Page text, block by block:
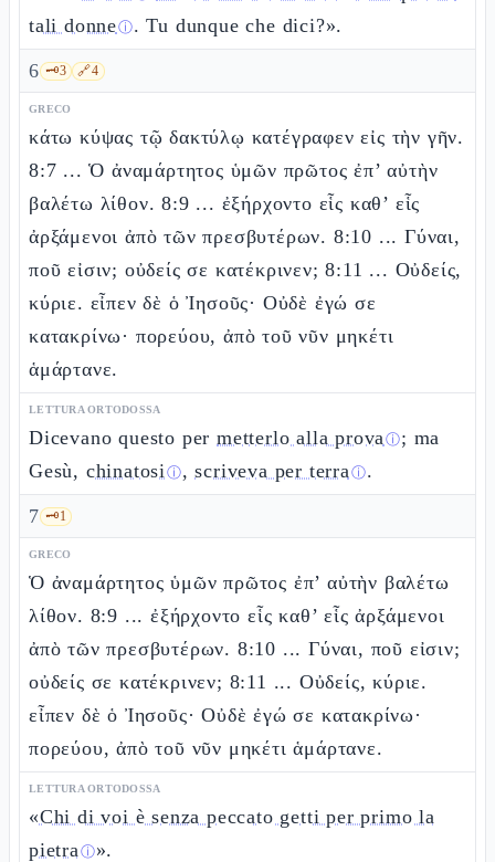
tali donneⓘ. Tu dunque che dici?».
6 🗝️3 🔗4
GRECO
κάτω κύψας τῷ δακτύλῳ κατέγραφεν εἰς τὴν γῆν.
8:7 ... Ὁ ἀναμάρτητος ὑμῶν πρῶτος ἐπ’ αὐτὴν
βαλέτω λίθον. 8:9 ... ἐξήρχοντο εἷς καθ’ εἷς
ἀρξάμενοι ἀπὸ τῶν πρεσβυτέρων. 8:10 ... Γύναι,
ποῦ εἰσιν; οὐδείς σε κατέκρινεν; 8:11 ... Οὐδείς,
κύριε. εἶπεν δὲ ὁ Ἰησοῦς· Οὐδὲ ἐγώ σε
κατακρίνω· πορεύου, ἀπὸ τοῦ νῦν μηκέτι
ἁμάρτανε.
LETTURA ORTODOSSA
Dicevano questo permetterlo alla provaⓘ; ma
Gesù, chinatosiⓘ,scriveva per terraⓘ.
7 🗝️1
GRECO
Ὁ ἀναμάρτητος ὑμῶν πρῶτος ἐπ’ αὐτὴν βαλέτω
λίθον. 8:9 ... ἐξήρχοντο εἷς καθ’ εἷς ἀρξάμενοι
ἀπὸ τῶν πρεσβυτέρων. 8:10 ... Γύναι, ποῦ εἰσιν;
οὐδείς σε κατέκρινεν; 8:11 ... Οὐδείς, κύριε.
εἶπεν δὲ ὁ Ἰησοῦς· Οὐδὲ ἐγώ σε κατακρίνω·
πορεύου, ἀπὸ τοῦ νῦν μηκέτι ἁμάρτανε.
LETTURA ORTODOSSA
«Chi di voi è senza peccato getti per primo la
pietraⓘ».